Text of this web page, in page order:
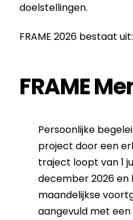
doelstellingen.
FRAME 2026 bestaat uit:
FRAME
Persoonlijke
project door een
traject loopt van 1
december 2026 en
maandelijkse
aangevuld met